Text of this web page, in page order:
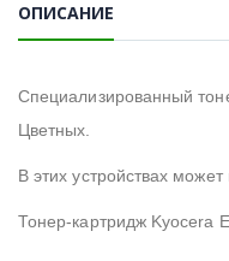
ОПИСАНИЕ
Специализированный
Цветных.
В этих устройствах может
Тонер-картридж Kyocera